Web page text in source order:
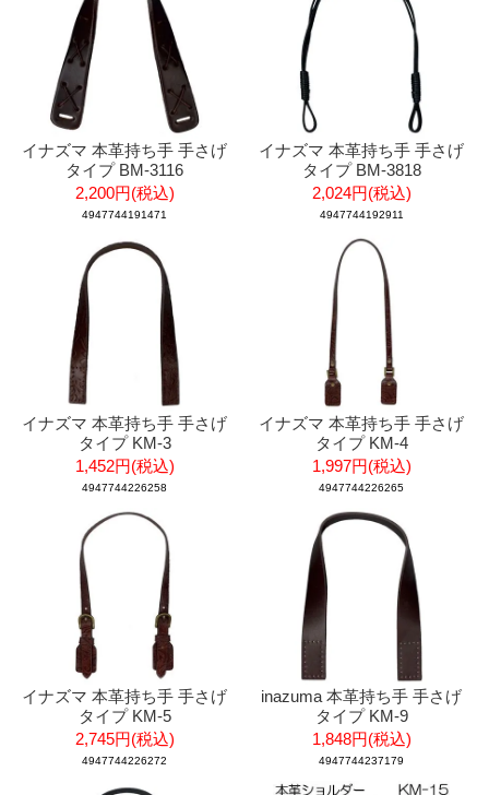
イナズマ 本革持ち手 手さげ
タイプ BM-3116
2,200円(税込)
4947744191471
イナズマ 本革持ち手 手さげ
タイプ BM-3818
2,024円(税込)
4947744192911
イナズマ 本革持ち手 手さげ
タイプ KM-3
1,452円(税込)
4947744226258
イナズマ 本革持ち手 手さげ
タイプ KM-4
1,997円(税込)
4947744226265
イナズマ 本革持ち手 手さげ
タイプ KM-5
2,745円(税込)
4947744226272
inazuma 本革持ち手 手さげ
タイプ KM-9
1,848円(税込)
4947744237179